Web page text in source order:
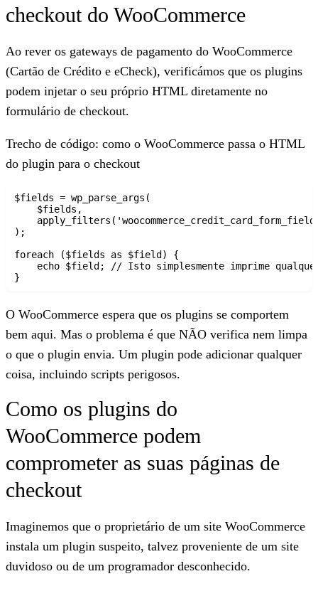
checkout do WooCommerce
Ao rever os gateways de pagamento do WooCommerce
(Cartão de Crédito e eCheck), verificámos que os plugins
podem injetar o seu próprio HTML diretamente no
formulário de checkout.
Trecho de código: como o WooCommerce passa o HTML
do plugin para o checkout
$fields = wp_parse_args(
    $fields,
);
foreach ($fields as $field) {
echo $field; // Isto simplesmente imprime
O WooCommerce espera que os plugins se comportem
bem aqui. Mas o problema é que NÃO verifica nem limpa
o que o plugin envia. Um plugin pode adicionar qualquer
coisa, incluindo scripts perigosos.
Como os plugins do
WooCommerce podem
comprometer as suas páginas de
checkout
Imaginemos que o proprietário de um site WooCommerce
instala um plugin suspeito, talvez proveniente de um site
duvidoso ou de um programador desconhecido.